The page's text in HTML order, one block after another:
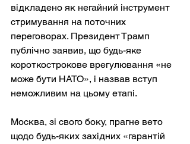
відкладено як негайний інструмент
стримування на поточних
переговорах. Президент Трамп
публічно заявив, що будь-яке
короткострокове врегулювання «не
може бути НАТО», і назвав вступ
неможливим на цьому етапі.
Москва, зі свого боку, прагне вето
щодо будь-яких західних «гарантій